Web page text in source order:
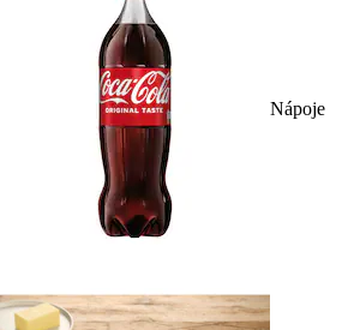
Nápoje